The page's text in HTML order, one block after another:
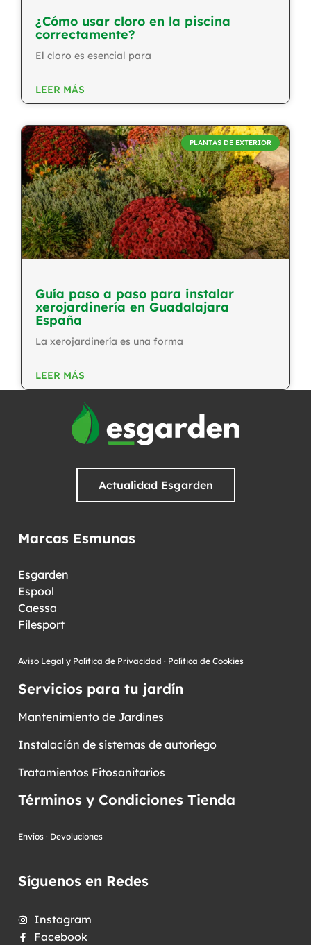
¿Cómo usar cloro en la piscina
correctamente?
El cloro es esencial para
LEER MÁS
PLANTAS DE EXTERIOR
Guía paso a paso para instalar
xerojardinería en Guadalajara
España
La xerojardinería es una forma
LEER MÁS
Actualidad Esgarden
Marcas Esmunas
Esgarden
Espool
Caessa
Filesport
Aviso Legal y Política de Privacidad · Política de Cookies
Servicios para tu jardín
Mantenimiento de Jardines
Instalación de sistemas de autoriego
Tratamientos Fitosanitarios
Términos y Condiciones Tienda
Envíos · Devoluciones
Síguenos en Redes
Instagram
Facebook